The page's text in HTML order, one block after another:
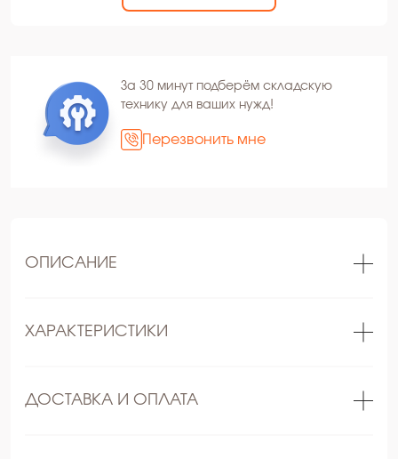
За 30 минут подберём складскую
технику для ваших нужд!
Перезвонить мне
ОПИСАНИЕ
ХАРАКТЕРИСТИКИ
ДОСТАВКА И ОПЛАТА